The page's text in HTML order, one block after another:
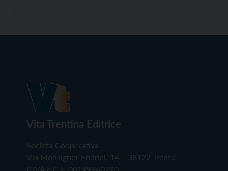
Vita Trentina Editrice
Società Cooperativa
Via Monsignor Endrici, 14 – 38122 Trento